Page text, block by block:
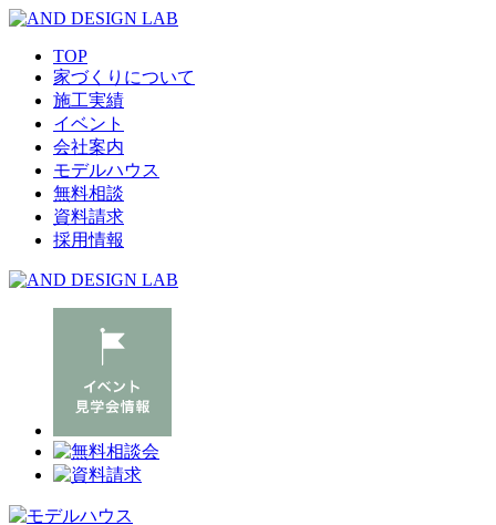
TOP
家づくりについて
施工実績
イベント
会社案内
モデルハウス
無料相談
資料請求
採用情報